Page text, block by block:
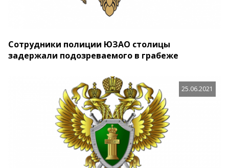
Сотрудники полиции ЮЗАО столицы
задержали подозреваемого в грабеже
25.06.2021